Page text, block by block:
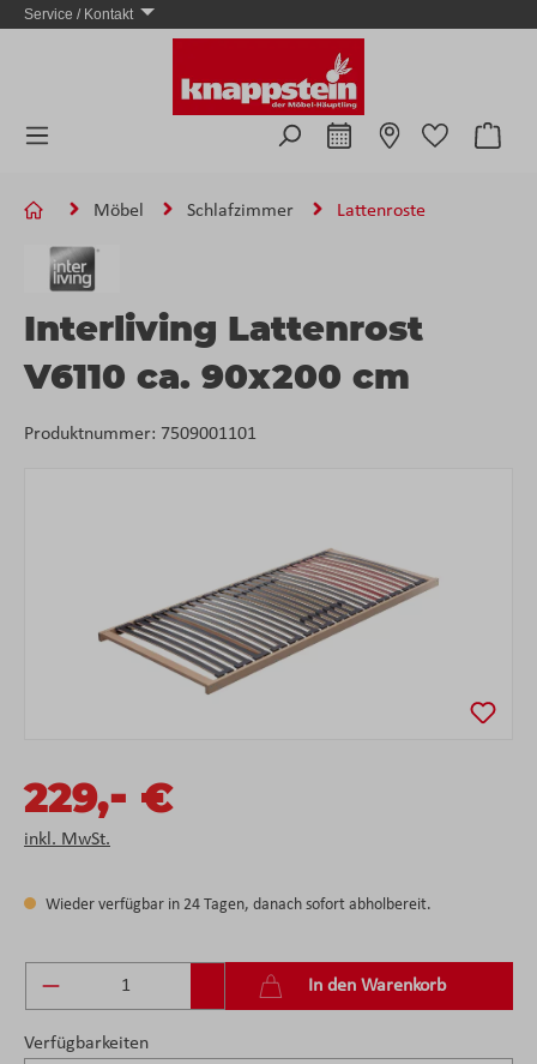
Zum Hauptinhalt springen
Service / Kontakt
Möbel Schlafzimmer Lattenroste
Interliving Lattenrost
V6110 ca. 90x200 cm
Produktnummer: 7509001101
229,- €
inkl. MwSt.
Wieder verfügbar in 24 Tagen, danach sofort abholbereit.
Produkt Anzahl: Gib den gewünschten Wert
In den Warenkorb
Verfügbarkeiten